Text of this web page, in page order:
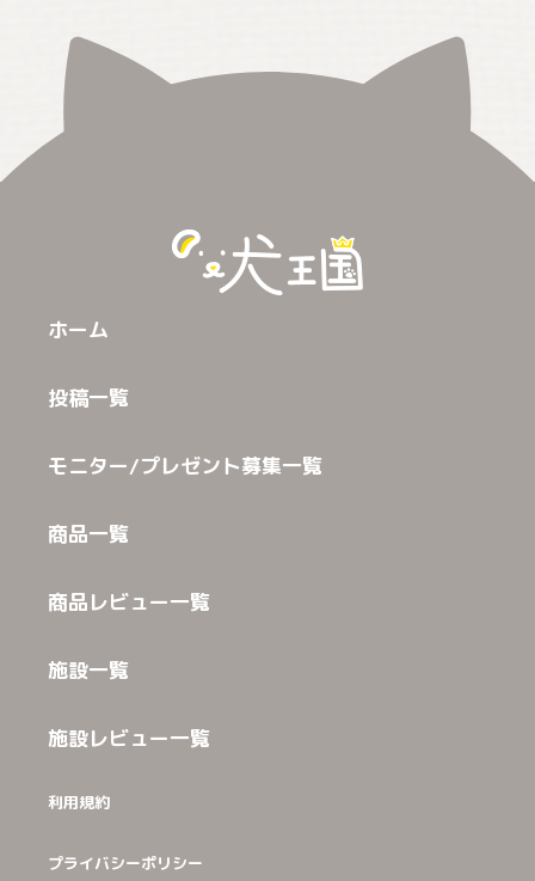
ホーム
投稿一覧
モニター/プレゼント募集一覧
商品一覧
商品レビュー一覧
施設一覧
施設レビュー一覧
利用規約
プライバシーポリシー